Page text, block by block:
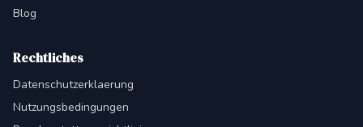
Blog
Rechtliches
Datenschutzerklaerung
Nutzungsbedingungen